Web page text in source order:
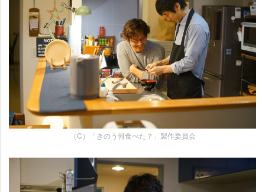
（C）「きのう何食べた？」製作委員会